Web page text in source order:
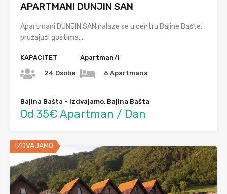
APARTMANI DUNJIN SAN
Apartmani DUNJIN SAN nalaze se u centru Bajine Bašte,
pružajući gostima…
KAPACITET
24 Osobe
Apartman/i
6 Apartmana
Bajina Bašta - izdvajamo, Bajina Bašta
Od 35€ Apartman / Dan
IZDVAJAMO